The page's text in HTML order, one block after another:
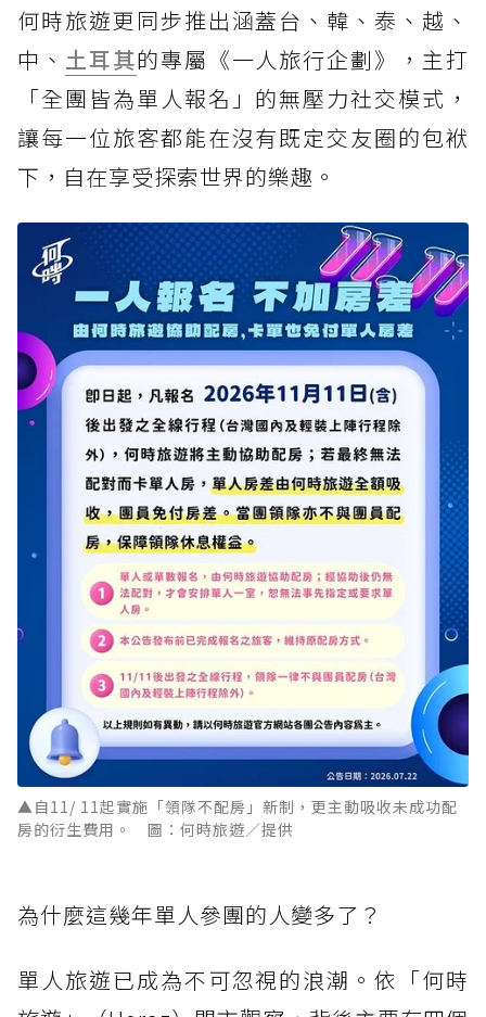
何時旅遊更同步推出涵蓋台、韓、泰、越、
中、 土耳其的專屬《一人旅行企劃》，主打
「全團皆為單人報名」的無壓力社交模式，
讓每一位旅客都能在沒有既定交友圈的包袱
下，自在享受探索世界的樂趣。
▲自11/ 11起實施「領隊不配房」新制，更主動吸收未成功配
房的衍生費用。 圖：何時旅遊／提供
為什麼這幾年單人參團的人變多了？
單人旅遊已成為不可忽視的浪潮。依「何時